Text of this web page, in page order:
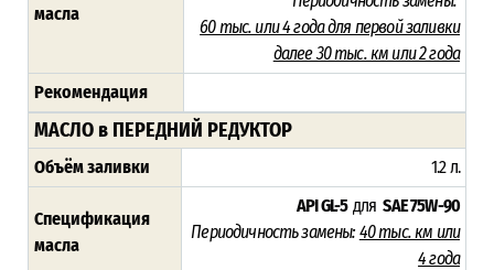
масла
60 тыс. или 4 года для первой заливки
далее 30 тыс. км или 2 года
Рекомендация
МАСЛО в ПЕРЕДНИЙ РЕДУКТОР
Объём заливки 1.2 л.
Спецификация
масла
API GL-5 дляSAE 75W-90
Периодичность замены: 40 тыс. км или
4 года